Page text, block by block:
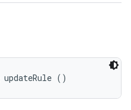
updateRule ()